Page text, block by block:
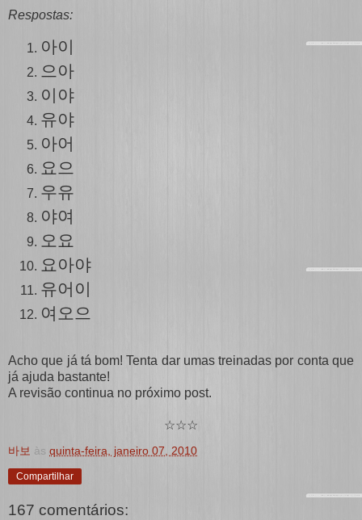
Respostas:
아이
으아
이야
유야
아어
요으
우유
야여
오요
요아야
유어 이
여오으
Acho que já tá bom! Tenta dar umas treinadas por conta que
já ajuda bastante!
A revisão continua no próximo post.
☆☆☆
바보 às quinta-feira, janeiro 07, 2010
Compartilhar
167 comentários: